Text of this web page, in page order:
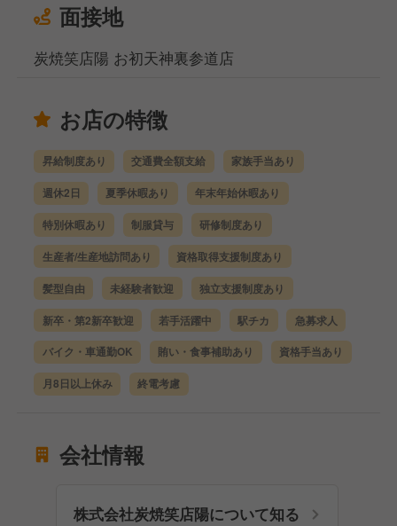
面接地
炭焼笑店陽 お初天神裏参道店
お店の特徴
昇給制度あり 交通費全額支給 家族手当あり
週休2日 夏季休暇あり 年末年始休暇あり
特別休暇あり 制服貸与 研修制度あり
生産者/生産地訪問あり 資格取得支援制度あり
髪型自由 未経験者歓迎 独立支援制度あり
新卒・第2新卒歓迎 若手活躍中 駅チカ 急募求人
バイク・車通勤OK 賄い・食事補助あり 資格手当あり
月8日以上休み 終電考慮
会社情報
株式会社炭焼笑店陽について知る